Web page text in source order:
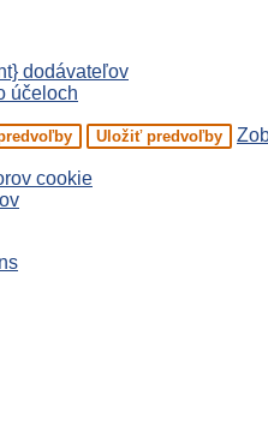
dodávateľov
účeloch
Uložiť predvoľby
cookie